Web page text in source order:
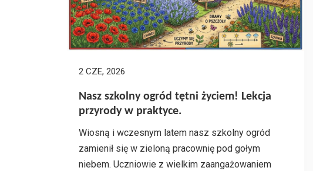
2 CZE, 2026
Nasz szkolny ogród tętni życiem! Lekcja
przyrody w praktyce.
Wiosną i wczesnym latem nasz szkolny ogród
zamienił się w zieloną pracownię pod gołym
niebem. Uczniowie z wielkim zaangażowaniem